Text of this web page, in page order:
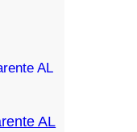
AL